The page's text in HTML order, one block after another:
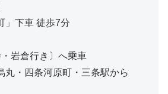
」下車 徒歩7分
岩倉行き〕へ乗車
丸・四条河原町・三条駅から